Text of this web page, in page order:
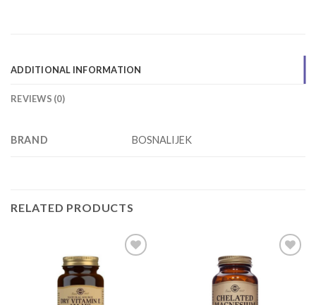
ADDITIONAL INFORMATION
REVIEWS (0)
BRAND BOSNALIJEK
RELATED PRODUCTS